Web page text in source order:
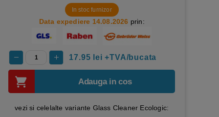
In stoc furnizor
Data expediere 14.08.2026 prin:
17.95 lei +TVA/bucata
Adauga in cos
vezi si celelalte variante Glass Cleaner Ecologic: